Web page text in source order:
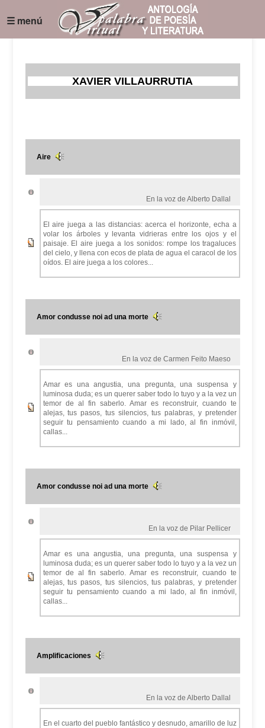
☰ menú
XAVIER VILLAURRUTIA
Aire
En la voz de Alberto Dallal
El aire juega a las distancias: acerca el horizonte, echa a
volar los árboles y levanta vidrieras entre los ojos y el
paisaje. El aire juega a los sonidos: rompe los tragaluces
del cielo, y llena con ecos de plata de agua el caracol de los
oídos. El aire juega a los colores...
Amor condusse noi ad una morte
En la voz de Carmen Feito Maeso
Amar es una angustia, una pregunta, una suspensa y
luminosa duda; es un querer saber todo lo tuyo y a la vez un
temor de al fin saberlo. Amar es reconstruir, cuando te
alejas, tus pasos, tus silencios, tus palabras, y pretender
seguir tu pensamiento cuando a mi lado, al fin inmóvil,
callas...
Amor condusse noi ad una morte
En la voz de Pilar Pellicer
Amar es una angustia, una pregunta, una suspensa y
luminosa duda; es un querer saber todo lo tuyo y a la vez un
temor de al fin saberlo. Amar es reconstruir, cuando te
alejas, tus pasos, tus silencios, tus palabras, y pretender
seguir tu pensamiento cuando a mi lado, al fin inmóvil,
callas...
Amplificaciones
En la voz de Alberto Dallal
En el cuarto del pueblo fantástico y desnudo, amarillo de luz